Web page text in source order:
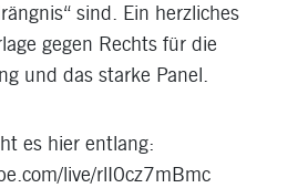
sind. Ein herzliches
gegen Rechts für die
und das starke Panel.
es hier entlang:
live/rlI0cz7mBmc